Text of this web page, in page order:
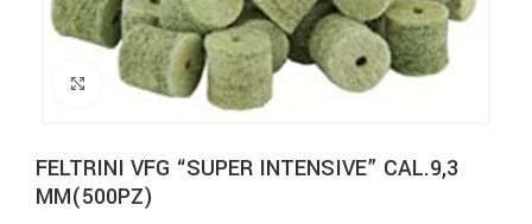
Clicca per ingrandire
FELTRINI VFG “SUPER INTENSIVE” CAL.9,3
MM(500PZ)